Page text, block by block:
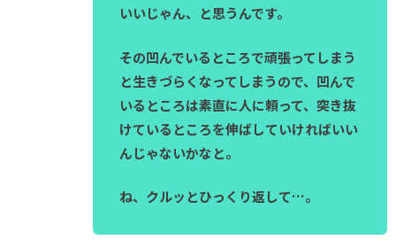
いいじゃん、と思うんです。
その凹んでいるところで頑張ってしまう
と生きづらくなってしまうので、凹んで
いるところは素直に人に頼って、突き抜
けているところを伸ばしていければいい
んじゃないかなと。
ね、クルッとひっくり返して…。